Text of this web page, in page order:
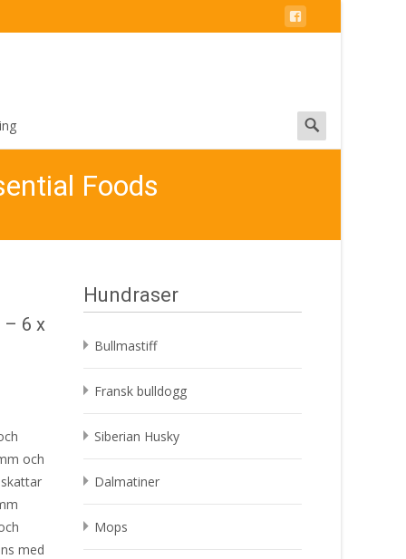
Search
for:
Foods
– 6 x
och
med
Hundraser
Bullmastiff
Fransk bulldogg
Siberian Husky
Dalmatiner
Mops